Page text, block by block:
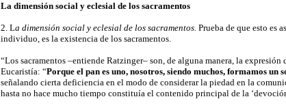
La dimensión social y eclesial de los sacramentos
2. La dimensión social y eclesial de los sacramentos. Prueba de que esto es
individuo, es la existencia de los sacramentos.
“Los sacramentos –entiende Ratzinger– son, de alguna manera, la
Eucaristía: “Porque el pan es uno, nosotros, siendo muchos, formamos un
señalando cierta deficiencia en el modo de considerar la piedad en la
hasta no hace mucho tiempo constituía el contenido principal de la